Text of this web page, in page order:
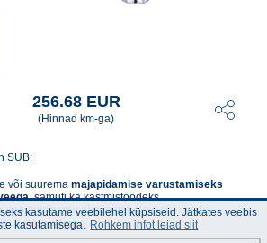
256.68 EUR
(Hinnad km-ga)
SUB:
või suuremamajapidamise varustamiseks
, samuti ka kastmistöödeks.
vee pumpamiseks, pumbatav vesi ei tohi
osakesi.
kasutame veebilehel küpsiseid. Jätkates veebis
kasutamisega. Rohkem infot leiad siit